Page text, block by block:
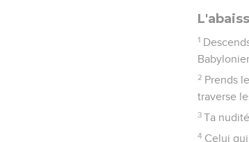
1
2 Prends
traverse
3 Ta
4 Celui